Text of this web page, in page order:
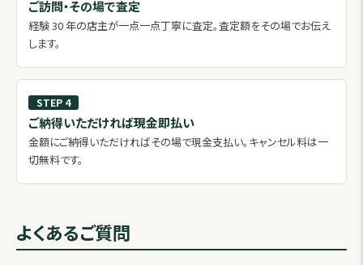
ご訪問・その場で査定
経験 30 年の店主が一点一点丁寧に査定。査定額をその場でお伝え
します。
STEP 4
ご納得いただければ現金即払い
金額にご納得いただければその場で現金支払い。キャンセル料は一
切無料です。
よくあるご質問